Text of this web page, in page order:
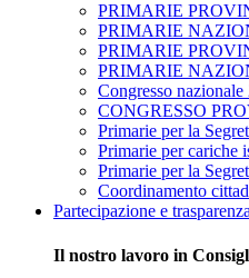
PRIMARIE
PRIMARIE
PRIMARIE
PRIMARIE
Congresso nazionale
CONGRESSO
Primarie per la
Primarie per cariche
Primarie per la
Coordinamento
Partecipazione e trasparenza
Il nostro lavoro in